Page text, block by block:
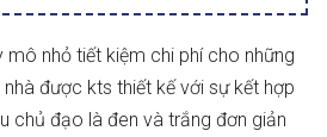
nhỏ tiết kiệm chi phí cho những
được kts thiết kế với sự kết hợp
chủ đạo là đen và trắng đơn giản